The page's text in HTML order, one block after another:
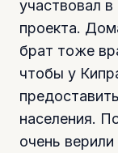
участвовал
проекта.
брат тоже
чтобы у
населения.
очень